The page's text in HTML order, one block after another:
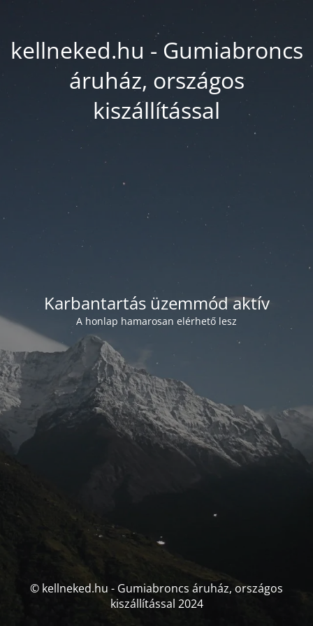
kellneked.hu - Gumiabroncs
áruház, országos
kiszállítással
Karbantartás üzemmód aktív
A honlap hamarosan elérhető lesz
© kellneked.hu - Gumiabroncs áruház, országos
kiszállítással 2024